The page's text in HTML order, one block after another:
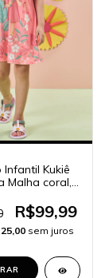
Infantil Kukiê
Malha coral,
R$99,99
sem juros